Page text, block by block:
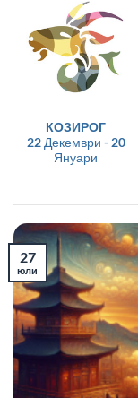
КОЗИРОГ
22 Декември - 20
Януари
27
юли